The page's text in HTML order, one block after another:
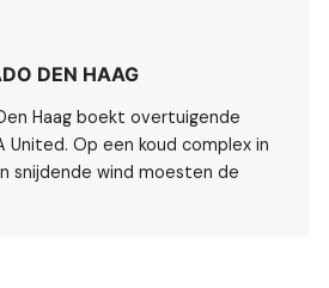
DEN HAAG
Haag boekt overtuigende
United. Op een koud complex in
snijdende wind moesten de